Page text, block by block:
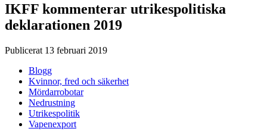
IKFF kommenterar utrikespolitiska
deklarationen 2019
Publicerat 13 februari 2019
Blogg
Kvinnor, fred och säkerhet
Mördarrobotar
Nedrustning
Utrikespolitik
Vapenexport